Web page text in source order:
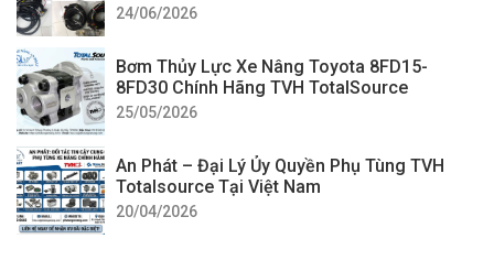
24/06/2026
Bơm Thủy Lực Xe Nâng Toyota 8FD15-
8FD30 Chính Hãng TVH TotalSource
25/05/2026
An Phát – Đại Lý Ủy Quyền Phụ Tùng TVH
Totalsource Tại Việt Nam
20/04/2026